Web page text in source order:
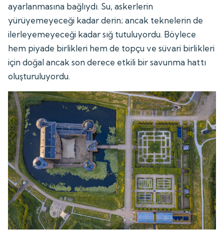
ayarlanmasına bağlıydı. Su, askerlerin
yürüyemeyeceği kadar derin; ancak teknelerin de
ilerleyemeyeceği kadar sığ tutuluyordu. Böylece
hem piyade birlikleri hem de topçu ve süvari birlikleri
için doğal ancak son derece etkili bir savunma hattı
oluşturuluyordu.